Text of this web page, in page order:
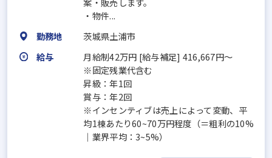
・物件...
勤務地
茨城県土浦市
給与
月給制42万円 [給与補足] 416,667円～
※固定残業代含む
昇級：年1回
賞与：年2回
※インセンティブは売上によって変動、平
均1棟あたり60~70万円程度（＝粗利の10%
｜業界平均：3~5%）